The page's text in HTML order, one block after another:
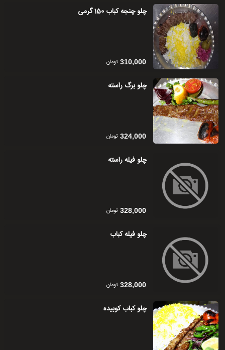
چلو چنجه کباب 150 گرمی
310,000 تومان
چلو برگ راسته
324,000 تومان
چلو فیله راسته
328,000 تومان
چلو فیله کباب
328,000 تومان
چلو کباب کوبیده